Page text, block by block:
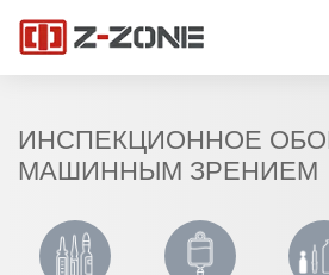
ИНСПЕКЦИОННОЕ
МАШИННЫМ ЗРЕНИЕМ